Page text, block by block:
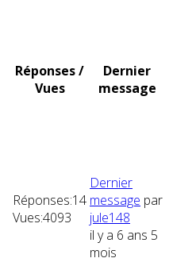
Réponses /
Vues
Dernier
message
Réponses:14
Vues:4093
Dernier
message par
jule148
il y a 6 ans 5
mois